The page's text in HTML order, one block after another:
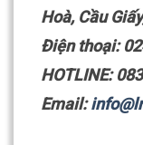
Hoà, Cầu
Điện thoại:
HOTLINE:
Email: